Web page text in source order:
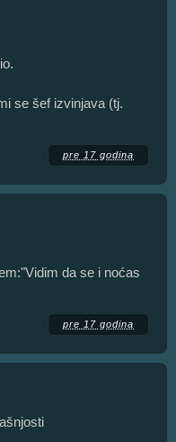
se šef izvinjava (tj.
pre 17 godina
da se i noćas
pre 17 godina